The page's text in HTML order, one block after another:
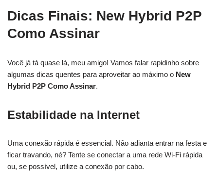
Dicas Finais: New Hybrid P2P
Como Assinar
Você já tá quase lá, meu amigo! Vamos falar rapidinho sobre
algumas dicas quentes para aproveitar ao máximo o New
Hybrid P2P Como Assinar.
Estabilidade na Internet
Uma conexão rápida é essencial. Não adianta entrar na festa e
ficar travando, né? Tente se conectar a uma rede Wi-Fi rápida
ou, se possível, utilize a conexão por cabo.